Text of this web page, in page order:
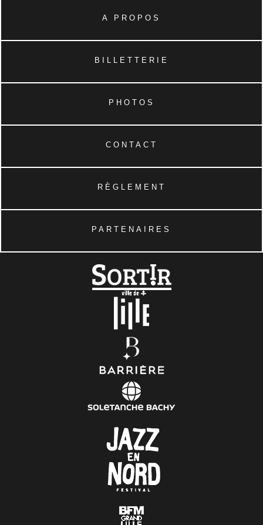
A PROPOS
BILLETTERIE
PHOTOS
CONTACT
RÈGLEMENT
PARTENAIRES